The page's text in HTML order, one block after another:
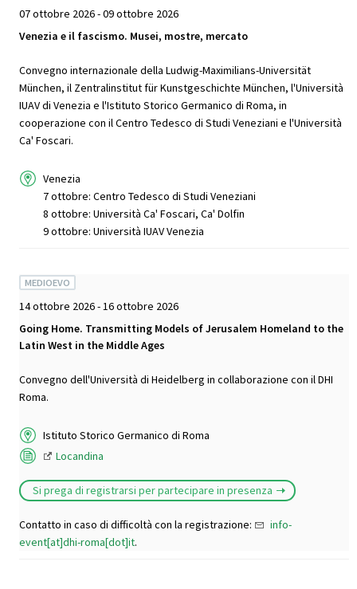
07 ottobre 2026 - 09 ottobre 2026
Venezia e il fascismo. Musei, mostre, mercato
Convegno internazionale della Ludwig-Maximilians-Universität
München, il Zentralinstitut für Kunstgeschichte München, l'Università
IUAV di Venezia e l'Istituto Storico Germanico di Roma, in
cooperazione con il Centro Tedesco di Studi Veneziani e l'Università
Ca' Foscari.
Venezia
7 ottobre: Centro Tedesco di Studi Veneziani
8 ottobre: Università Ca' Foscari, Ca' Dolfin
9 ottobre: Università IUAV Venezia
MEDIOEVO
14 ottobre 2026 - 16 ottobre 2026
Going Home. Transmitting Models of Jerusalem Homeland to the
Latin West in the Middle Ages
Convegno dell'Università di Heidelberg in collaborazione con il DHI
Roma.
Istituto Storico Germanico di Roma
Locandina
Si prega di registrarsi per partecipare in presenza
Contatto in caso di difficoltà con la registrazione:
info-
event[at]dhi-roma[dot]it.